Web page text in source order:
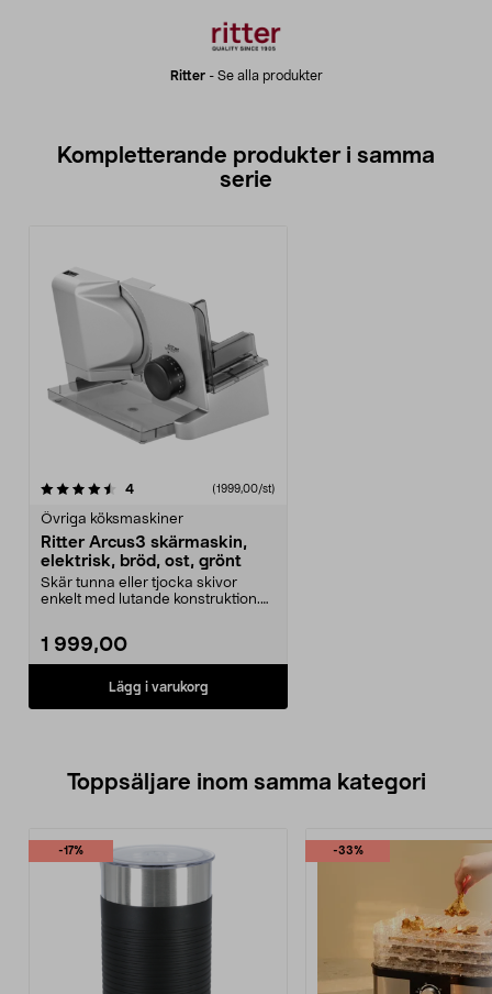
Ritter- Se alla produkter
Kompletterande produkter i samma
serie
4recensioner (1999,00/st)
Övriga köksmaskiner
Ritter Arcus3 skärmaskin,
elektrisk, bröd, ost, grönt
Skär tunna eller tjocka skivor
enkelt med lutande konstruktion.
1 999,00
Lägg i varukorg
Toppsäljare inom samma kategori
-17% -33%